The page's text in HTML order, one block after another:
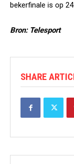
bekerfinale is op
Bron: Telesport
SHARE